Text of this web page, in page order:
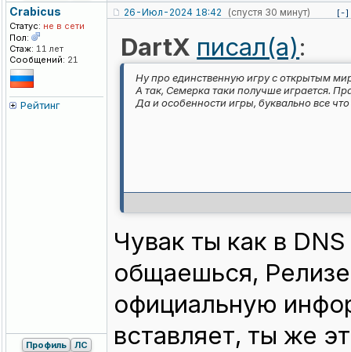
Crabicus
Статус: не в сети
Пол:
Стаж: 11 лет
Сообщений: 21
Рейтинг
26-Июл-2024 18:42 (спустя 30 минут) [-]
DartX писал(а):
Ну про единственную игру с открытым
А так, Семерка таки получше играется.
Да и особенности игры, буквально все
Чувак ты как в
общаешься,
официальную
вставляет, ты же
Профиль ЛС